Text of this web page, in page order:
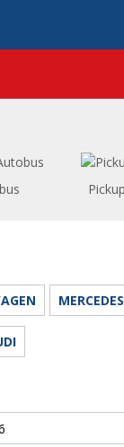
MERCEDES